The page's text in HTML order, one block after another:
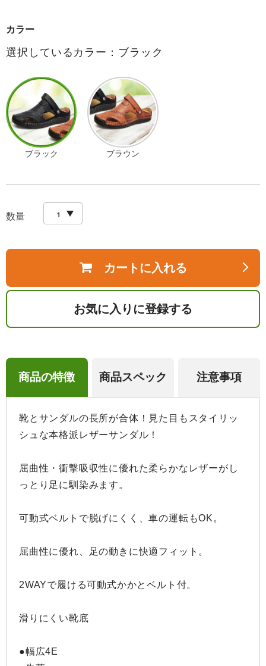
カラー
選択しているカラー：ブラック
ブラック ブラウン
数量
カートに入れる
お気に入りに登録する
商品の特徴 商品スペック 注意事項
靴とサンダルの長所が合体！見た目もスタイリッ
シュな本格派レザーサンダル！
屈曲性・衝撃吸収性に優れた柔らかなレザーがし
っとり足に馴染みます。
可動式ベルトで脱げにくく、車の運転もOK。
屈曲性に優れ、足の動きに快適フィット。
2WAYで履ける可動式かかとベルト付。
滑りにくい靴底
●幅広4E